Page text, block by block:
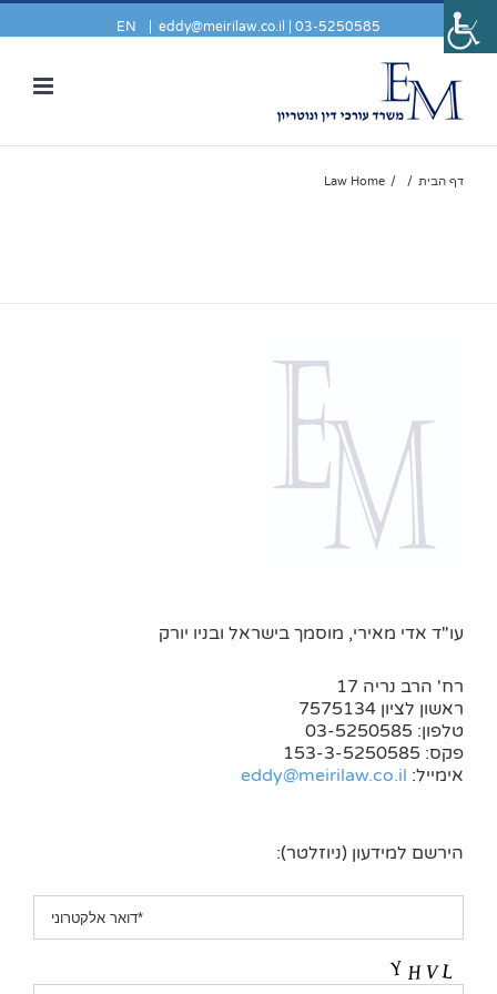
03-5250585 |
EN eddy@meirilaw.co.il
דף הבית /
/
Law Home
עו"ד אדי מאירי, מוסמך בישראל ובניו יורק
רח' הרב נריה 17
ראשון לציון 7575134
טלפון: 03-5250585
פקס: 153-3-5250585
אימייל: eddy@meirilaw.co.il
הירשם למידעון (ניוזלטר):